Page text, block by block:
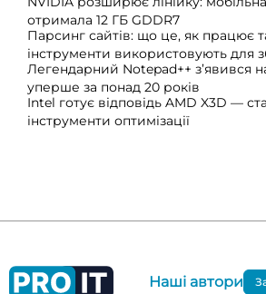
отримала 12 ГБ GDDR7
Парсинг сайтів: що це, як працює
інструменти використовують для
Легендарний Notepad++ з’явився
уперше за понад 20 років
Intel готує відповідь AMD X3D —
інструменти оптимізації
Наші автори